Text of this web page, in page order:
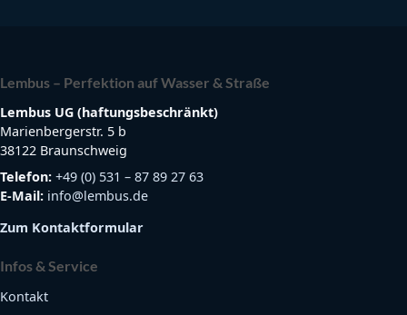
Lembus – Perfektion auf Wasser & Straße
Lembus UG (haftungsbeschränkt)
Marienbergerstr. 5 b
38122 Braunschweig
Telefon: +49 (0) 531 – 87 89 27 63
E-Mail: info@lembus.de
Zum Kontaktformular
Infos & Service
Kontakt